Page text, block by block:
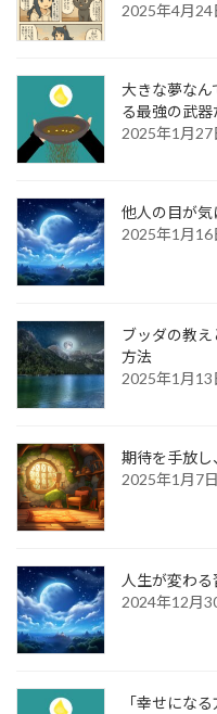
2025年4月24
大きな夢なん
る最強の武器
2025年1月27
他人の目が
2025年1月16
ブッダの教え
方法
2025年1月13
期待を手放
2025年1月7日
人生が変わる
2024年12月
「幸せにな